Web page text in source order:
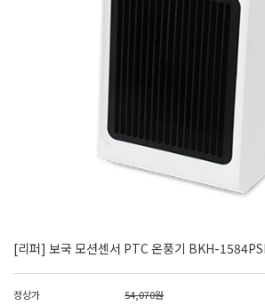
[리퍼] 보국 모션센서 PTC 온풍기 BKH-
정상가
54,070원